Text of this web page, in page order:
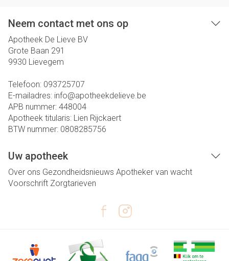
Neem contact met ons op
Apotheek De Lieve BV
Grote Baan 291
9930 Lievegem
Telefoon: 093725707
E-mailadres: info@apotheekdelieve.be
APB nummer: 448004
Apotheek titularis: Lien Rijckaert
BTW nummer: 0808285756
Uw apotheek
Over ons Gezondheidsnieuws Apotheker van wacht
Voorschrift Zorgtarieven